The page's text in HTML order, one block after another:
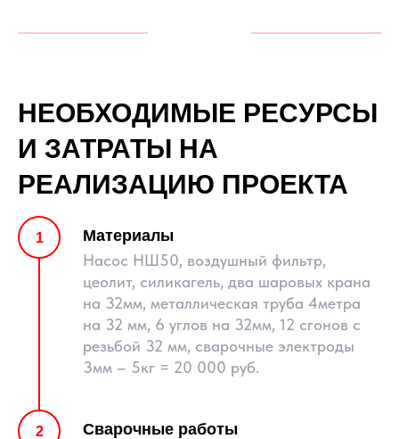
НЕОБХОДИМЫЕ РЕСУРСЫ
И ЗАТРАТЫ НА
РЕАЛИЗАЦИЮ ПРОЕКТА
Материалы
Насос НШ50, воздушный фильтр,
цеолит, силикагель, два шаровых крана
на 32мм, металлическая труба 4метра
на 32 мм, 6 углов на 32мм, 12 сгонов с
резьбой 32 мм, сварочные электроды
3мм – 5кг = 20 000 руб.
Сварочные работы